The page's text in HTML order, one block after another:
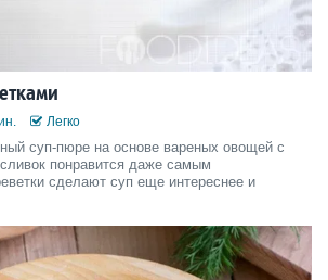
Легко
суп-пюре на основе вареных овощей с
понравится даже самым
сделают суп еще интереснее и